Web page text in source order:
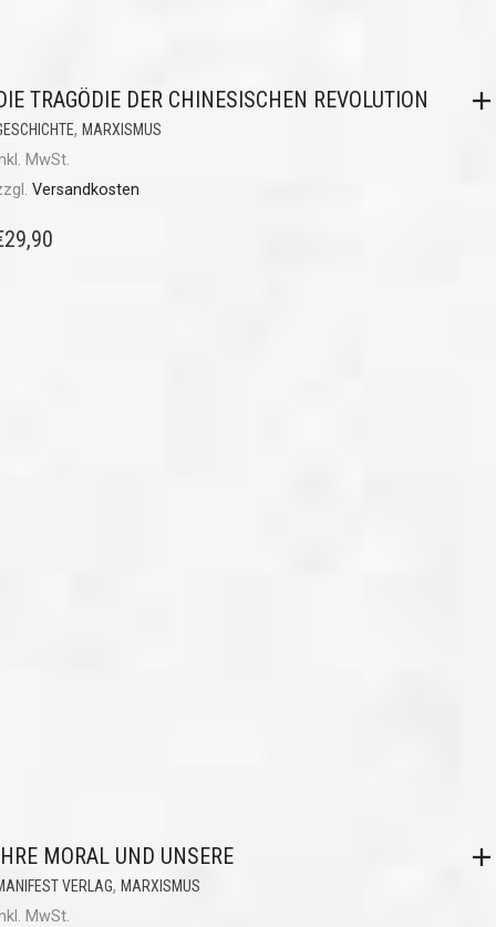
TRAGÖDIE DER CHINESISCHEN REVOLUTION
, MARXISMUS
MwSt.
Versandkosten
29,90
MORAL UND UNSERE
VERLAG, MARXISMUS
MwSt.